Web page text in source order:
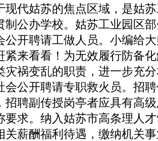
现代姑苏的焦点区域，是姑
制公办学校。姑苏工业园区
公开聘请工做人员。小编给
紧来看看！为无效履行防备
灾祸变乱的职责，进一步充
会公开聘请专职救火员。招
招聘副传授岗亭者应具有高
要求。纳入姑苏市高条理人
关薪酬福利待遇，缴纳机关